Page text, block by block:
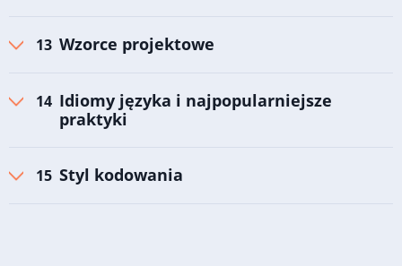
Wzorce projektowe
Idiomy języka i najpopularniejsze
praktyki
Styl kodowania